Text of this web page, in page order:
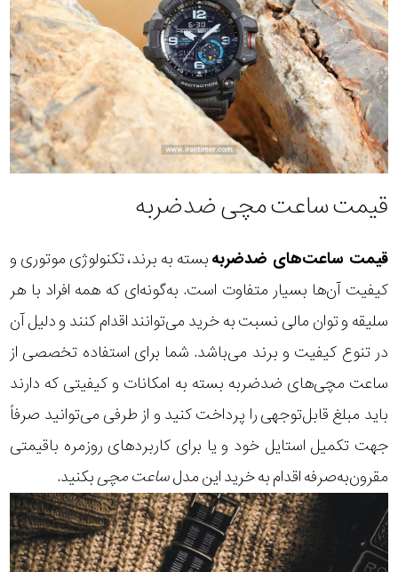
قیمت ساعت مچی ضدضربه
قیمت ساعت‌های ضدضربهبسته به برند، تکنولوژی موتوری و
کیفیت آن‌ها بسیار متفاوت است. به‌گونه‌ای که همه افراد با هر
سلیقه و توان مالی نسبت به خرید می‌توانند اقدام کنند و دلیل آن
در تنوع کیفیت و برند می‌باشد. شما برای استفاده تخصصی از
ساعت مچی‌های ضدضربه بسته به امکانات و کیفیتی که دارند
باید مبلغ قابل‌توجهی را پرداخت کنید و از طرفی می‌توانید صرفاً
جهت تکمیل استایل خود و یا برای کاربردهای روزمره باقیمتی
مقرون‌به‌صرفه اقدام به خرید این مدلساعت مچیبکنید.